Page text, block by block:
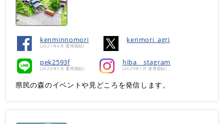
kenminnomori
(2021年4月 運用開始)
kenmori_agri
pek2593f
(2020年1月 運用開始)
hiba__stagram
(2020年1月 運用開始)
県民の森のイベントや見どころを発信します。